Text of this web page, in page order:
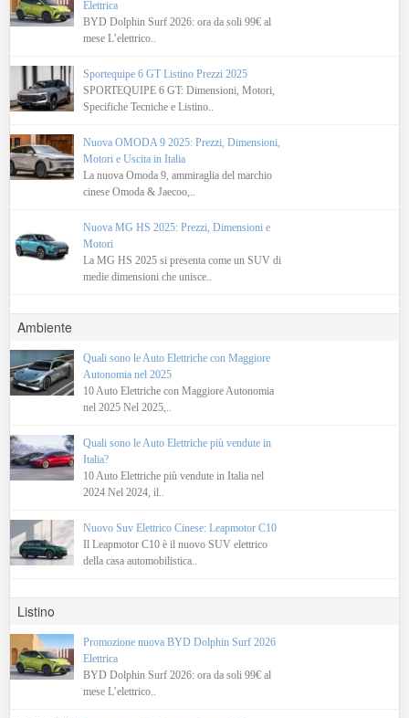
Elettrica
BYD Dolphin Surf 2026: ora da soli 99€ al
mese L’elettrico..
Sportequipe 6 GT Listino Prezzi 2025
SPORTEQUIPE 6 GT: Dimensioni, Motori,
Specifiche Tecniche e Listino..
Nuova OMODA 9 2025: Prezzi, Dimensioni,
Motori e Uscita in Italia
La nuova Omoda 9, ammiraglia del marchio
cinese Omoda & Jaecoo,..
Nuova MG HS 2025: Prezzi, Dimensioni e
Motori
La MG HS 2025 si presenta come un SUV di
medie dimensioni che unisce..
Ambiente
Quali sono le Auto Elettriche con Maggiore
Autonomia nel 2025
10 Auto Elettriche con Maggiore Autonomia
nel 2025 Nel 2025,..
Quali sono le Auto Elettriche più vendute in
Italia?
10 Auto Elettriche più vendute in Italia nel
2024 Nel 2024, il..
Nuovo Suv Elettrico Cinese: Leapmotor C10
Il Leapmotor C10 è il nuovo SUV elettrico
della casa automobilistica..
Listino
Promozione nuova BYD Dolphin Surf 2026
Elettrica
BYD Dolphin Surf 2026: ora da soli 99€ al
mese L’elettrico..